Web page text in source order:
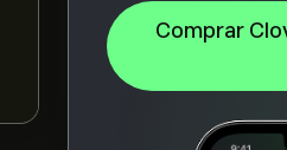
Comprar